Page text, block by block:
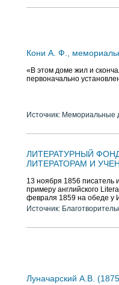
Кони А. Ф.,
«В этом доме жил и
первоначально
Источник: Мемориальные
ЛИТЕРАТУРНЫЙ
ЛИТЕРАТОРАМ И
13 ноября 1856 писатель
примеру английского
февраля 1859 на обеде у
Источник:
Луначарский А.В.